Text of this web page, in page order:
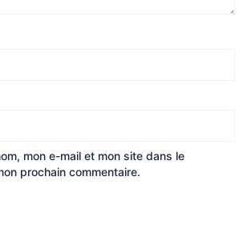
mon e-mail et mon site dans le
prochain commentaire.